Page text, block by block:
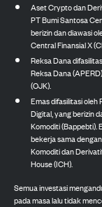
Aset Crypto dan
PT Bumi Santosa
berizin dan diawasi
Central Finansial X
Reksa Dana
Reksa Dana
(OJK).
Emas difasilitasi oleh
Digital, yang berizin
Komoditi (Bappebti).
bekerja sama
Komoditi dan
House (ICH).
Semua investasi
pada masa lalu tidak